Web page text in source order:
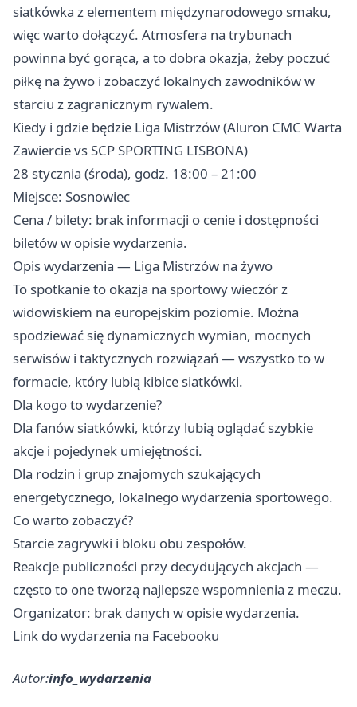
siatkówka z elementem międzynarodowego smaku,
więc warto dołączyć. Atmosfera na trybunach
powinna być gorąca, a to dobra okazja, żeby poczuć
piłkę na żywo i zobaczyć lokalnych zawodników w
starciu z zagranicznym rywalem.
Kiedy i gdzie będzie Liga Mistrzów (Aluron CMC Warta
Zawiercie vs SCP SPORTING LISBONA)
28 stycznia (środa), godz. 18:00 – 21:00
Miejsce: Sosnowiec
Cena / bilety: brak informacji o cenie i dostępności
biletów w opisie wydarzenia.
Opis wydarzenia — Liga Mistrzów na żywo
To spotkanie to okazja na sportowy wieczór z
widowiskiem na europejskim poziomie. Można
spodziewać się dynamicznych wymian, mocnych
serwisów i taktycznych rozwiązań — wszystko to w
formacie, który lubią kibice siatkówki.
Dla kogo to wydarzenie?
Dla fanów siatkówki, którzy lubią oglądać szybkie
akcje i pojedynek umiejętności.
Dla rodzin i grup znajomych szukających
energetycznego, lokalnego wydarzenia sportowego.
Co warto zobaczyć?
Starcie zagrywki i bloku obu zespołów.
Reakcje publiczności przy decydujących akcjach —
często to one tworzą najlepsze wspomnienia z meczu.
Organizator: brak danych w opisie wydarzenia.
Link do wydarzenia na Facebooku
Autor:info_wydarzenia